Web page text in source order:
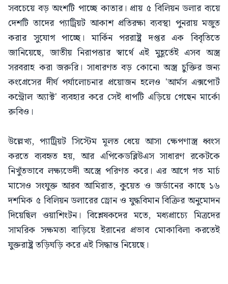
সবচেয়ে বড় অংশটি পাচ্ছে কাতার। প্রায় ৫ বিলিয়ন ডলার ব্যয়ে
দেশটি তাদের প্যাট্রিয়ট আকাশ প্রতিরক্ষা ব্যবস্থা পুনরায় মজুত
করার সুযোগ পাচ্ছে। মার্কিন পররাষ্ট্র দপ্তর এক বিবৃতিতে
জানিয়েছে, জাতীয় নিরাপত্তার স্বার্থে এই মুহূর্তেই এসব অস্ত্র
সরবরাহ করা জরুরি। সাধারণত বড় কোনো অস্ত্র চুক্তির জন্য
কংগ্রেসের দীর্ঘ পর্যালোচনার প্রয়োজন হলেও 'আর্মস এক্সপোর্ট
কন্ট্রোল অ্যাক্ট' ব্যবহার করে সেই ধাপটি এড়িয়ে গেছেন মার্কো
রুবিও।
উল্লেখ্য, প্যাট্রিয়ট সিস্টেম মূলত ধেয়ে আসা ক্ষেপণাস্ত্র ধ্বংস
করতে ব্যবহৃত হয়, আর এপিকেডব্লিউএস সাধারণ রকেটকে
নিখুঁতভাবে লক্ষ্যভেদী অস্ত্রে পরিণত করে। এর আগে গত মার্চ
মাসেও সংযুক্ত আরব আমিরাত, কুয়েত ও জর্ডানের কাছে ১৬
দশমিক ৫ বিলিয়ন ডলারের ড্রোন ও যুদ্ধবিমান বিক্রির অনুমোদন
দিয়েছিল ওয়াশিংটন। বিশ্লেষকদের মতে, মধ্যপ্রাচ্যে মিত্রদের
সামরিক সক্ষমতা বাড়িয়ে ইরানের প্রভাব মোকাবিলা করতেই
যুক্তরাষ্ট্র তড়িঘড়ি করে এই সিদ্ধান্ত নিয়েছে।